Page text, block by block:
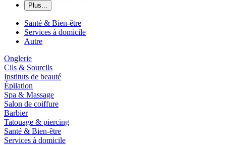
Plus...
Santé & Bien-être
Services à domicile
Autre
Onglerie
Cils & Sourcils
Instituts de beauté
Épilation
Spa & Massage
Salon de coiffure
Barbier
Tatouage & piercing
Santé & Bien-être
Services à domicile